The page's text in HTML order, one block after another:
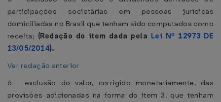
participações societárias em pessoas jurídicas
domiciliadas no Brasil que tenham sido computados como
receita; (Redação do item dada pela Lei Nº 12973 DE
13/05/2014).
Ver redação anterior
6 - exclusão do valor, corrigido monetariamente, das
provisões adicionadas na forma do item 3, que tenham